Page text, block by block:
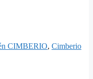
CIMBERIO, Cimberio